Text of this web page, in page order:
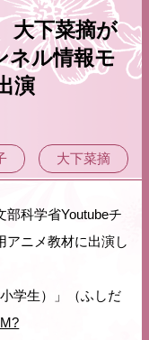
大下菜摘が
ネル情報モ
演
大下菜摘
科学省Youtubeチ
アニメ教材に出演し
学生）」（ふしだ